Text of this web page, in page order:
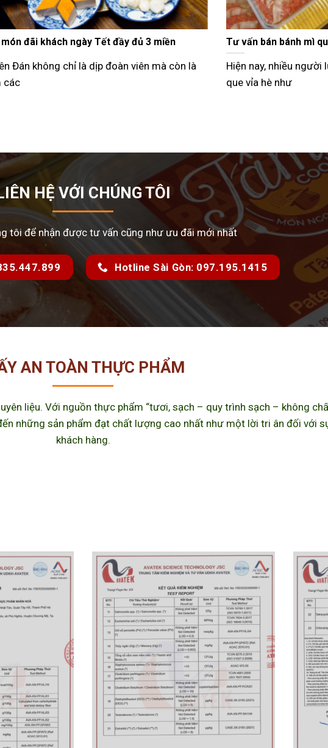
10
sự
Pate Cột Đèn Hải Phòng giá bao nhiêu? Bảng giá mới
Khi tìm kiếm thông tin về pate cột đèn Hải Phòng giá
HỆ VỚI CHÚNG TÔI
tôi để nhận được tư vấn cũng như ưu đãi mới nhất
Hotline Sài Gòn: 097.195.1415
AN TOÀN THỰC PHẨM
liệu. Với nguồn thực phẩm “tươi, sạch – quy trình sạch – không
những sản phẩm đạt chất lượng cao nhất như một lời tri ân đối với
khách hàng.